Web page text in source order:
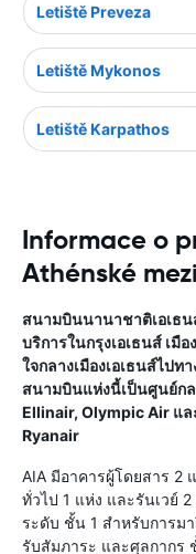
Letiště Preveza
Letiště Mykonos
Letiště Karpathos
Informace o
Athénské
สนามบินนานาชาติเอเธ
บริการในกรุงเอเธนส์ เมื
ใจกลางเมืองเอเธนส์ไป
สนามบินแห่งนี้เป็นศูนย์ก
Ellinair, Olympic Air แล
Ryanair
AIA มีอาคารผู้โดยสาร 2
ทั่วไป 1 แห่ง และรันเวย์
ระดับ ชั้น 1 สำหรับการม
รับสัมภาระ และศุลกากร